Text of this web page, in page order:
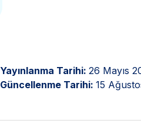
Yayınlanma Tarihi: 26 Mayıs
Güncellenme Tarihi: 15